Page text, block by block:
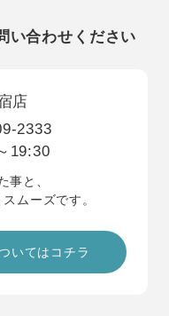
い合わせください
店
2333
19:30
事と、
ムーズです。
いてはコチラ